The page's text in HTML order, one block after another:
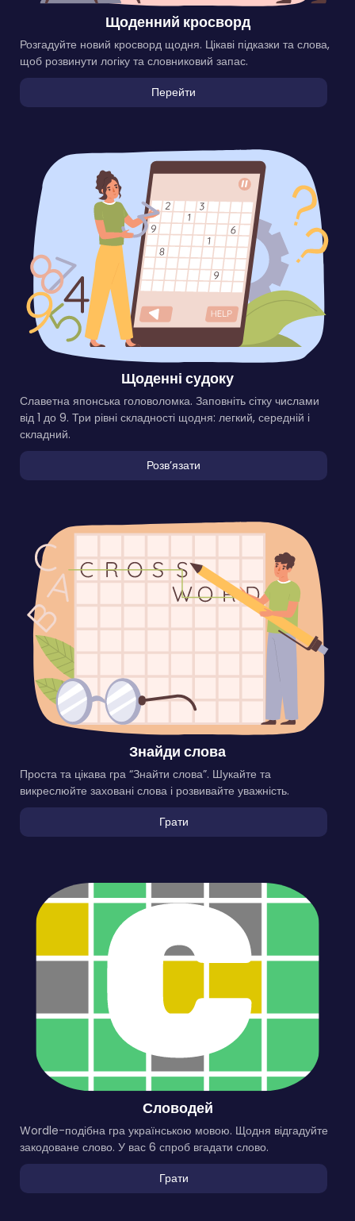
Щоденний кросворд
Розгадуйте новий кросворд щодня. Цікаві підказки та слова,
щоб розвинути логіку та словниковий запас.
Перейти
Щоденні судоку
Славетна японська головоломка. Заповніть сітку числами
від 1 до 9. Три рівні складності щодня: легкий, середній і
складний.
Розвʼязати
Знайди слова
Проста та цікава гра “Знайти слова”. Шукайте та
викреслюйте заховані слова і розвивайте уважність.
Грати
Словодей
Wordle-подібна гра українською мовою. Щодня відгадуйте
закодоване слово. У вас 6 спроб вгадати слово.
Грати